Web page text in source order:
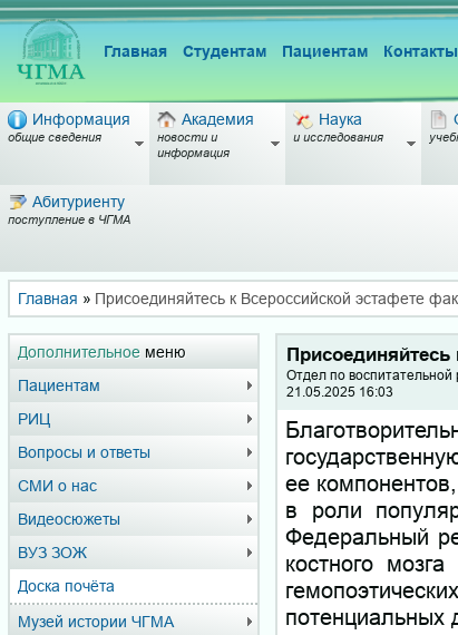
Главная Студентам Пациентам Контакты
Информация
общие сведения
Академия
новости и
информация
Наука
и исследования
Абитуриенту
поступление в ЧГМА
Главная » Присоединяйтесь к Всероссийской эстафете
Дополнительное меню
Пациентам
РИЦ
Вопросы и ответы
СМИ о нас
Видеосюжеты
ВУЗ ЗОЖ
Доска почёта
Музей истории ЧГМА
Отдел по
21.05.2025 16:03
ее
в роли
Федеральный
костного
потенциальных